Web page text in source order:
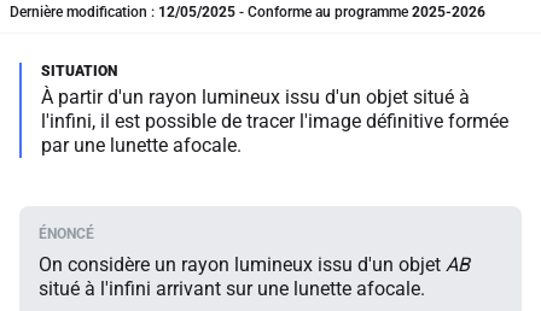
Dernière modification : 12/05/2025 - Conforme au programme 2025-2026
À partir d'un rayon lumineux issu d'un objet situé à
l'infini, il est possible de tracer l'image définitive formée
par une lunette afocale.
On considère un rayon lumineux issu d'un objet AB
situé à l'infini arrivant sur une lunette afocale.